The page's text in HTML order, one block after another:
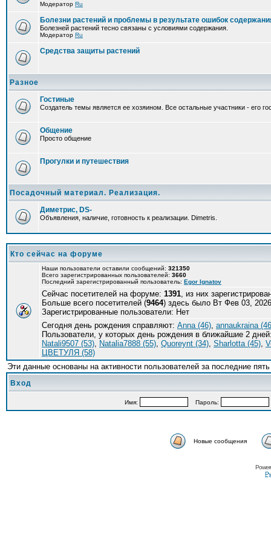
Модератор Ru
Болезни растений и проблемы в результате ошибок
Болезней растений тесно связаны с условиями содержания.
Модератор Ru
Средства защиты растений
Разное
Гостиные
Создатель темы является ее хозяином. Все остальные участники - его
Общение
Просто общение
Прогулки и путешествия
Посадочный материал. Реализация.
Диметрис, DS-
Объявления, наличие, готовность к реализации. Dimetris.
Кто сейчас на форуме
Наши пользователи оставили сообщений: 321350
Всего зарегистрированных пользователей: 3660
Последний зарегистрированный пользователь: Egor Ignatov
Сейчас посетителей на форуме: 1391, из них
Больше всего посетителей (9464) здесь было Вт Фев 03,
Зарегистрированные пользователи: Нет
Сегодня день рождения справляют: Anna (46), annaukraina
Пользователи, у которых день рождения в ближайшие 2
Natali9507 (53), Natalia7888 (55), Quoreynt (34), Sharlotta (45),
ЦВЕТУЛЯ (58)
Эти данные основаны на активности пользователей за последние
Вход
Имя: Пароль:
Новые сообщения